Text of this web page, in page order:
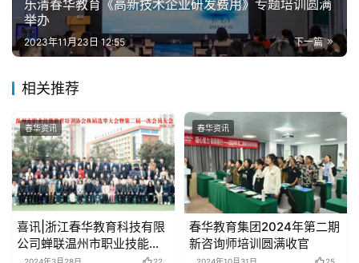
乐清春华教育《高新技术企业研发费用》专题培训圆满
举办
相关推荐
春华资讯
喜讯|浙江春华教育科技有限
春华资讯
春华教育集团2024年第二期